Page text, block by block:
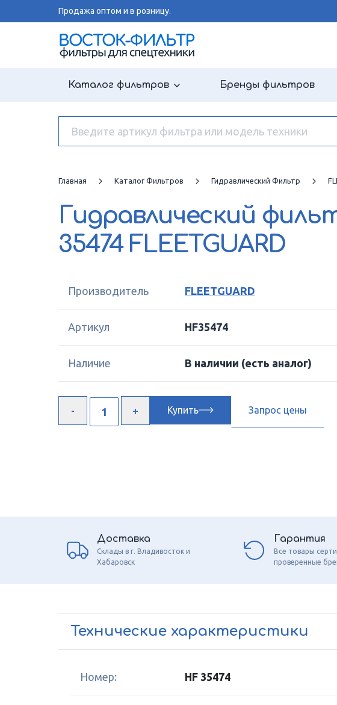
Продажа оптом и в розницу.
Каталог фильтров Бренды фильтров
Главная Каталог Фильтров Гидравлический Фильтр
Гидравлический
35474 FLEETGUARD
Производитель FLEETGUARD
Артикул HF35474
Наличие В наличии (есть аналог)
Купить Запрос цены
Доставка
Склады в г. Владивосток и
Хабаровск
Гарантия
Все товары
проверенные
Технические характеристики
Номер: HF 35474